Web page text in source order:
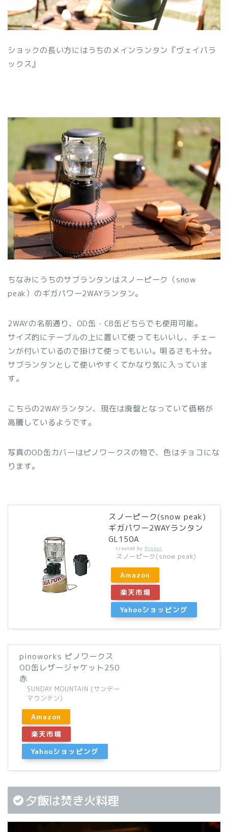
ショックの長い方にはうちのメインランタン『ヴェイパラ
ックス』
ちなみにうちのサブランタンはスノーピーク（snow
peak）のギガパワー2WAYランタン。
2WAYの名前通り、OD缶・CB缶どちらでも使用可能。
サイズ的にテーブルの上に置いて使ってもいいし、チェー
ンが付いているので掛けて使ってもいい。明るさも十分。
サブランタンとして使いやすくてかなり気に入っていま
す。
こちらの2WAYランタン、現在は廃盤となっていて価格が
高騰しているようです。
写真のOD缶カバーはピノワークスの物で、色はチョコにな
ります。
スノーピーク(snow peak)
ギガパワー2WAYランタン
GL150A
created by Rinker
スノーピーク(snow peak)
Amazon
楽天市場
Yahooショッピング
pinoworks ピノワークス
OD缶レザージャケット250
赤
SUNDAY MOUNTAIN (サンデー
マウンテン)
Amazon
楽天市場
Yahooショッピング
夕飯は焚き火料理